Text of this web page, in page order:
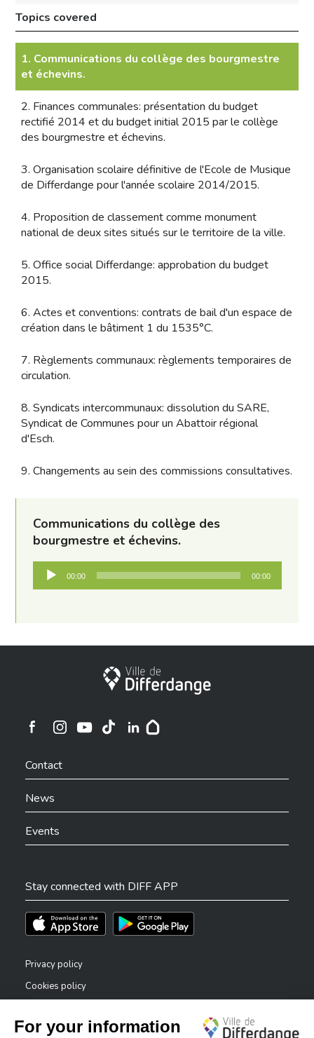
Topics covered
1. Communications du collège des bourgmestre
et échevins.
2. Finances communales: présentation du budget
rectifié 2014 et du budget initial 2015 par le collège
des bourgmestre et échevins.
3. Organisation scolaire définitive de l'Ecole de Musique
de Differdange pour l'année scolaire 2014/2015.
4. Proposition de classement comme monument
national de deux sites situés sur le territoire de la ville.
5. Office social Differdange: approbation du budget
2015.
6. Actes et conventions: contrats de bail d'un espace de
création dans le bâtiment 1 du 1535°C.
7. Règlements communaux: règlements temporaires de
circulation.
8. Syndicats intercommunaux: dissolution du SARE,
Syndicat de Communes pour un Abattoir régional
d'Esch.
9. Changements au sein des commissions consultatives.
Communications du collège des
bourgmestre et échevins.
Audio
Player
00:00 00:00
City of Differdange
Ville de Differdange sur Instagram
Contact
News
Events
Stay connected with DIFF APP
Téléchargez l'app sur l'App StoreTéléchargez l'app sur Play Store
Privacy policy
Cookies policy
Accessibility statement